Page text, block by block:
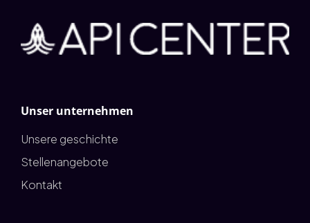
Unser unternehmen
Unsere geschichte
Stellenangebote
Kontakt